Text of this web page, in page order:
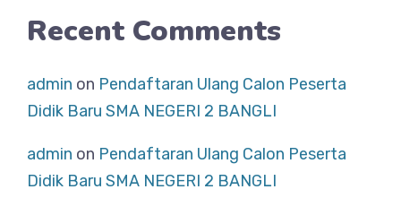
Recent Comments
admin on Pendaftaran Ulang Calon Peserta
Didik Baru SMA NEGERI 2 BANGLI
admin on Pendaftaran Ulang Calon Peserta
Didik Baru SMA NEGERI 2 BANGLI